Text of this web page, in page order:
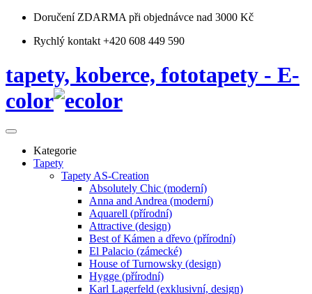
Doručení ZDARMA při objednávce nad 3000 Kč
Rychlý kontakt +420 608 449 590
tapety, koberce, fototapety - E-
color
Kategorie
Tapety
Tapety AS-Creation
Absolutely Chic (moderní)
Anna and Andrea (moderní)
Aquarell (přírodní)
Attractive (design)
Best of Kámen a dřevo (přírodní)
El Palacio (zámecké)
House of Turnowsky (design)
Hygge (přírodní)
Karl Lagerfeld (exklusivní, design)